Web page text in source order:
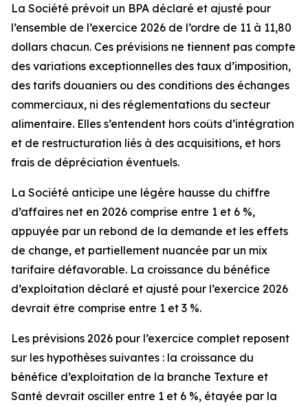
La Société prévoit un BPA déclaré et ajusté pour
l’ensemble de l’exercice 2026 de l’ordre de 11 à 11,80
dollars chacun. Ces prévisions ne tiennent pas compte
des variations exceptionnelles des taux d’imposition,
des tarifs douaniers ou des conditions des échanges
commerciaux, ni des réglementations du secteur
alimentaire. Elles s’entendent hors coûts d’intégration
et de restructuration liés à des acquisitions, et hors
frais de dépréciation éventuels.
La Société anticipe une légère hausse du chiffre
d’affaires net en 2026 comprise entre 1 et 6 %,
appuyée par un rebond de la demande et les effets
de change, et partiellement nuancée par un mix
tarifaire défavorable. La croissance du bénéfice
d’exploitation déclaré et ajusté pour l’exercice 2026
devrait être comprise entre 1 et 3 %.
Les prévisions 2026 pour l’exercice complet reposent
sur les hypothèses suivantes : la croissance du
bénéfice d’exploitation de la branche Texture et
Santé devrait osciller entre 1 et 6 %, étayée par la